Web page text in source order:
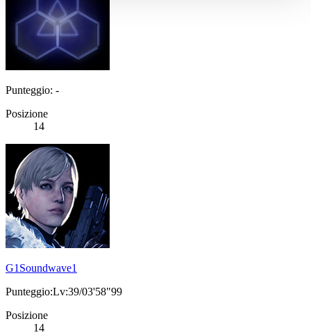
Punteggio: -
Posizione
14
G1Soundwave1
Punteggio:Lv:39/03'58"99
Posizione
14